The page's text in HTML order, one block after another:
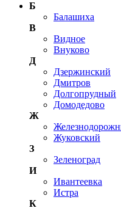
Б
Балашиха
В
Видное
Внуково
Д
Дзержинский
Дмитров
Долгопрудный
Домодедово
Ж
Жуковский
З
Зеленоград
И
Ивантеевка
Истра
К